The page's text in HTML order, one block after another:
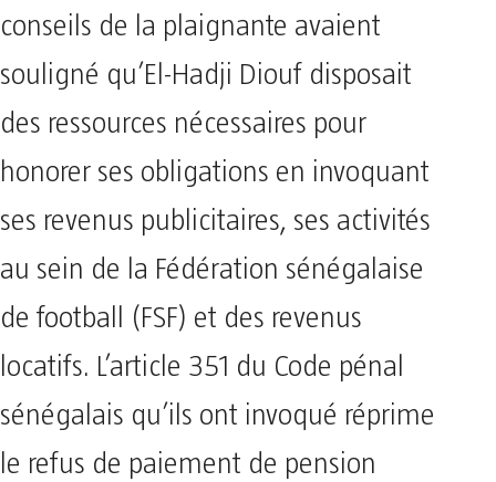
conseils de la plaignante avaient
souligné qu’El-Hadji Diouf disposait
des ressources nécessaires pour
honorer ses obligations en invoquant
ses revenus publicitaires, ses activités
au sein de la Fédération sénégalaise
de football (FSF) et des revenus
locatifs. L’article 351 du Code pénal
sénégalais qu’ils ont invoqué réprime
le refus de paiement de pension